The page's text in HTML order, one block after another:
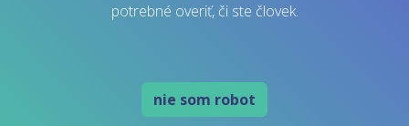
potrebné overiť, či ste človek.
nie som robot